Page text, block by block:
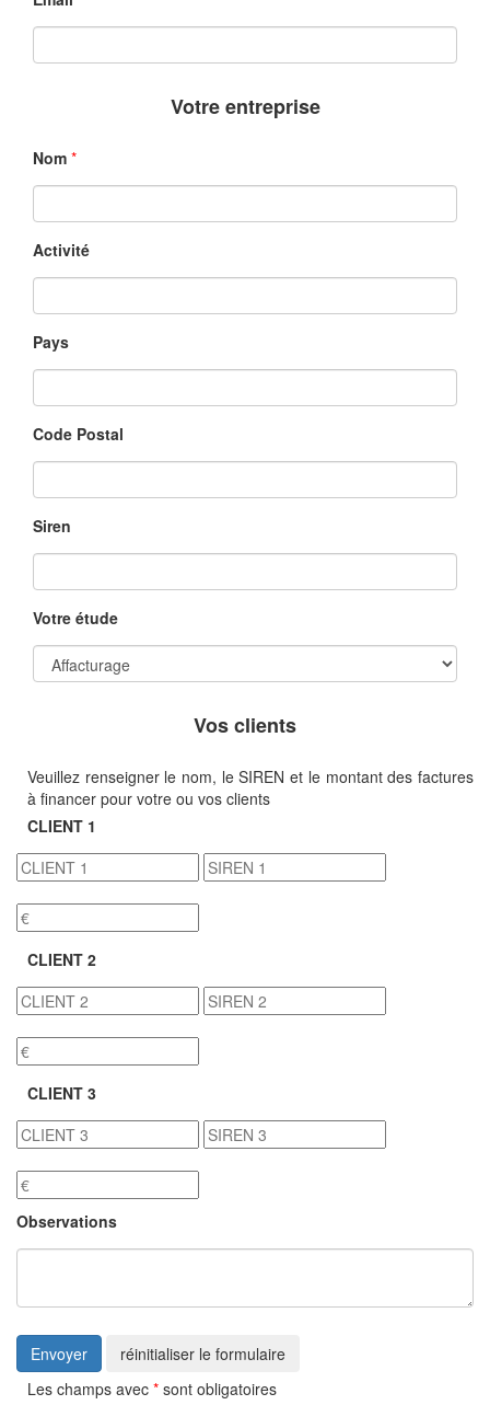
Votre entreprise
Nom *
Activité
Pays
Code Postal
Siren
Votre étude
Vos clients
Veuillez renseigner le nom, le SIREN et le montant des factures
à financer pour votre ou vos clients
CLIENT 1
CLIENT 2
CLIENT 3
Observations
Envoyer
réinitialiser le formulaire
Les champs avec * sont obligatoires